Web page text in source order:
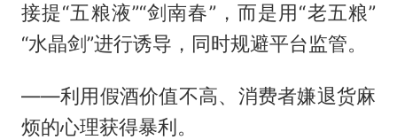
接提“五粮液”“剑南春”，而是用“老五粮”
“水晶剑”进行诱导，同时规避平台监管。
——利用假酒价值不高、消费者嫌退货麻
烦的心理获得暴利。